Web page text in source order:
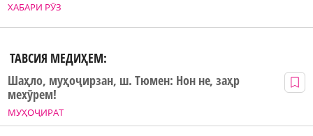
ХАБАРИ РӮЗ
ТАВСИЯ МЕДИҲЕМ:
МУҲОҶИРАТ
Шаҳло, муҳоҷирзан, ш. Тюмен: Нон не, заҳр
мехӯрем!